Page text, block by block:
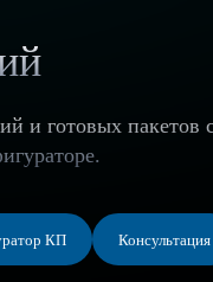
и готовых
КП Консультация